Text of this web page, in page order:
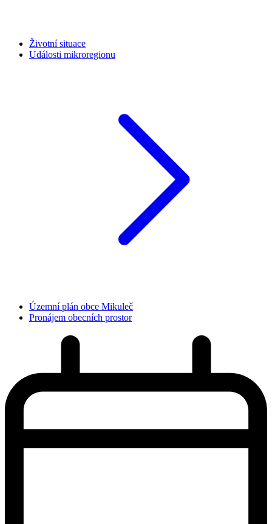
Životní situace
Události mikroregionu
Územní plán obce Mikuleč
Pronájem obecních prostor